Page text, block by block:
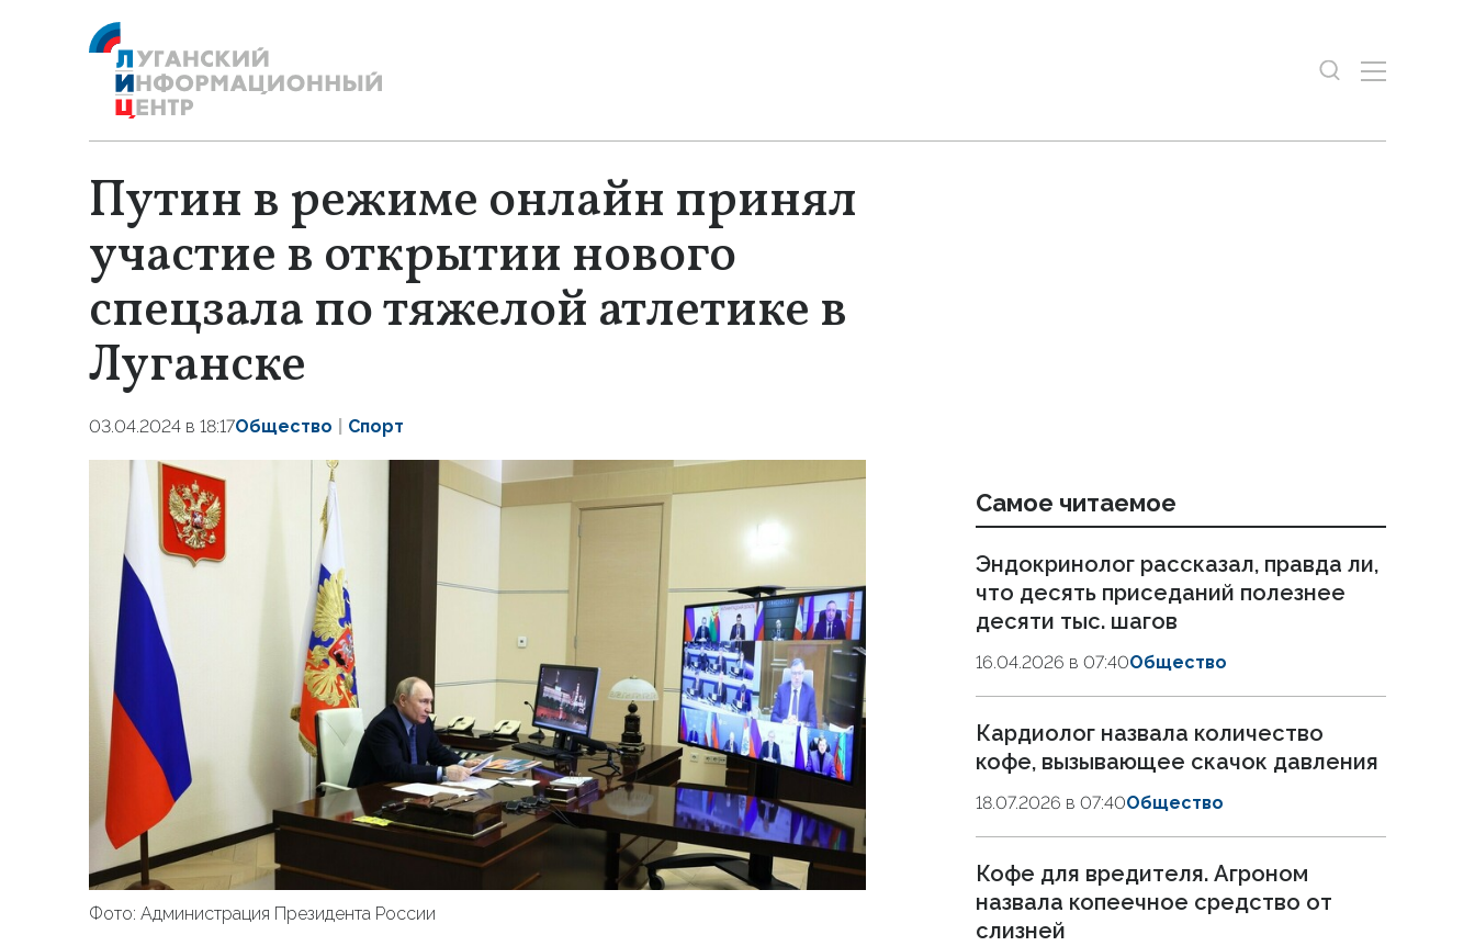
Путин в режиме онлайн принял
участие в открытии нового
спецзала по тяжелой атлетике в
Луганске
03.04.2024 в 18:17Общество Спорт
Фото: Администрация Президента России
Самое читаемое
Эндокринолог рассказал, правда ли,
что десять приседаний полезнее
десяти тыс. шагов
16.04.2026 в 07:40Общество
Кардиолог назвала количество
кофе, вызывающее скачок давления
18.07.2026 в 07:40Общество
Кофе для вредителя. Агроном
назвала копеечное средство от
слизней